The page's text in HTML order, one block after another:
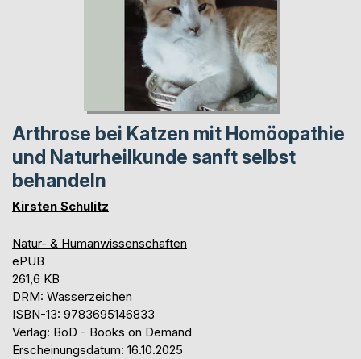
Arthrose bei Katzen mit Homöopathie
und Naturheilkunde sanft selbst
behandeln
Kirsten Schulitz
Natur- & Humanwissenschaften
ePUB
261,6 KB
DRM: Wasserzeichen
ISBN-13: 9783695146833
Verlag: BoD - Books on Demand
Erscheinungsdatum: 16.10.2025